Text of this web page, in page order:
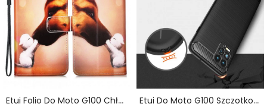
Etui Folio Do Moto G100 Chłopak Ernesta Kota Etui Do Moto G100 Szczotkowane Włókno Węglowe